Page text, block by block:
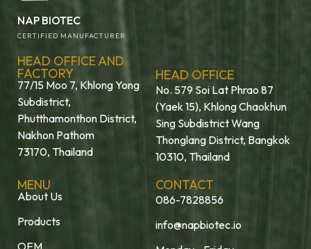
NAP BIOTEC
CERTIFIED MANUFACTURER
HEAD OFFICE AND
FACTORY
77/15 Moo 7, Khlong Yong
Subdistrict,
Phutthamonthon District,
Nakhon Pathom
73170, Thailand
HEAD OFFICE
No. 579 Soi Lat Phrao 87
(Yaek 15), Khlong Chaokhun
Sing Subdistrict Wang
Thonglang District, Bangkok
10310, Thailand
MENU
About Us
Products
CONTACT
086-7828856
info@napbiotec.io